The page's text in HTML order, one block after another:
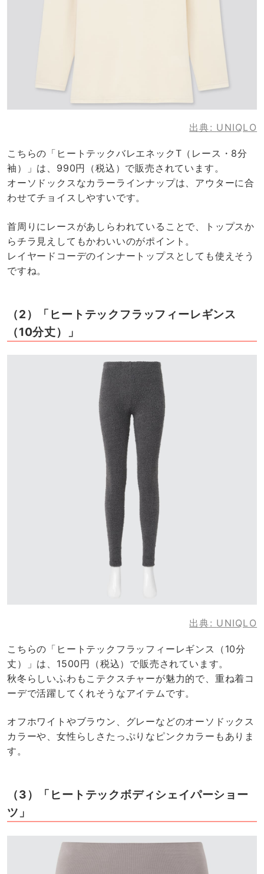
出典: UNIQLO
こちらの「ヒートテックバレエネックT（レース・8分
袖）」は、990円（税込）で販売されています。
オーソドックスなカラーラインナップは、アウターに合
わせてチョイスしやすいです。
首周りにレースがあしらわれていることで、トップスか
らチラ見えしてもかわいいのがポイント。
レイヤードコーデのインナートップスとしても使えそう
ですね。
（2）「ヒートテックフラッフィーレギンス
（10分丈）」
出典: UNIQLO
こちらの「ヒートテックフラッフィーレギンス（10分
丈）」は、1500円（税込）で販売されています。
秋冬らしいふわもこテクスチャーが魅力的で、重ね着コ
ーデで活躍してくれそうなアイテムです。
オフホワイトやブラウン、グレーなどのオーソドックス
カラーや、女性らしさたっぷりなピンクカラーもありま
す。
（3）「ヒートテックボディシェイパーショー
ツ」